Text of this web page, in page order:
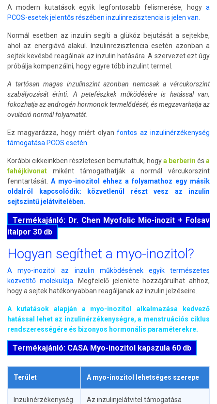
A modern kutatások egyik legfontosabb felismerése, hogy a
PCOS-esetek jelentős részében inzulinrezisztencia is jelen van.
Normál esetben az inzulin segíti a glükóz bejutását a sejtekbe,
ahol az energiává alakul. Inzulinrezisztencia esetén azonban a
sejtek kevésbé reagálnak az inzulin hatására. A szervezet ezt úgy
próbálja kompenzálni, hogy egyre több inzulint termel.
A tartósan magas inzulinszint azonban nemcsak a vércukorszint
szabályozását érinti. A petefészkek működésére is hatással van,
fokozhatja az androgén hormonok termelődését, és megzavarhatja az
ovuláció normál folyamatát.
Ez magyarázza, hogy miért olyanfontos az inzulinérzékenység
támogatása PCOS esetén.
Korábbi cikkeinkben részletesen bemutattuk, hogya berberin és a
fahéjkivonat miként támogathatják a normál vércukorszint
fenntartását. A myo-inozitol ehhez a folyamathoz egy másik
oldalról kapcsolódik: közvetlenül részt vesz az inzulin
sejtszintű jelátvitelében.
Termékajánló: Dr. Chen Myofolic Mio-inozit + Folsav
italpor 30 db
Hogyan segíthet a myo-inozitol?
A myo-inozitol az inzulin működésének egyik természetes
közvetítő molekulája . Megfelelő jelenléte hozzájárulhat ahhoz,
hogy a sejtek hatékonyabban reagáljanak az inzulin jelzéseire.
A kutatások alapján a myo-inozitol alkalmazása kedvező
hatással lehet az inzulinérzékenységre, a menstruációs ciklus
rendszerességére és bizonyos hormonális paraméterekre.
Termékajánló: CASA Myo-inozitol kapszula 60 db
Terület A myo-inozitol lehetséges szerepe
Inzulinérzékenység Az inzulinjelátvitel támogatása